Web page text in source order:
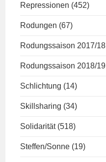
Repressionen (452)
Rodungen (67)
Rodungssaison 2017/18
Rodungssaison 2018/19
Schlichtung (14)
Skillsharing (34)
Solidarität (518)
Steffen/Sonne (19)